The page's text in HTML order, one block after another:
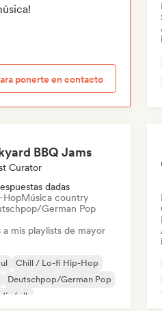
ponerte en contacto
BBQ Jams
Curator
dadas
HopMúsica country
German Pop
mis playlists de mayor
Chill / Lo-fi Hip-Hop
Deutschpop/German Pop
folk